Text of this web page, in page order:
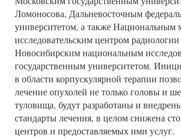
Ломоносова, Дальневосточным
университетом, а также Национальным
исследовательским центром
Новосибирским национальным
государственным университетом.
в области корпускулярной терапии
лечение опухолей не только головы и
туловища, будут разработаны и
стандарты лечения, в целом снижена
центров и предоставляемых ими услуг.